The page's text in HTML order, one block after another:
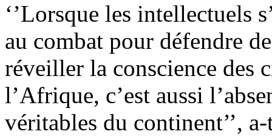
‘’Lorsque les intellectuels
au combat pour défendre
réveiller la conscience des
l’Afrique, c’est aussi
véritables du continent’’,